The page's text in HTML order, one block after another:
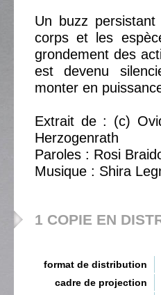
Un buzz
corps et les
grondement des
est devenu
monter en
Extrait de : (c)
Herzogenrath
Paroles : Rosi
Musique : Shira
1 COPIE EN
format de distribution
cadre de projection